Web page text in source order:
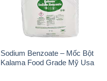
Sodium Benzoate – Mốc Bột
Kalama Food Grade Mỹ Usa